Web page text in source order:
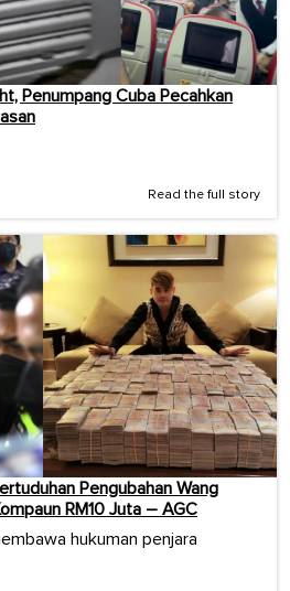
Penumpang Cuba Pecahkan
Read the full story
Pengubahan Wang
RM10 Juta – AGC
hukuman penjara